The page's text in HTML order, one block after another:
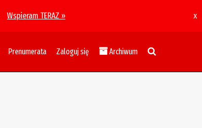
Wspieram TERAZ » x
Prenumerata Zaloguj się Archiwum